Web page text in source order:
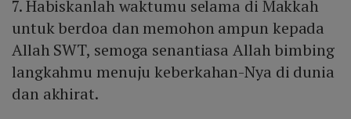
7. Habiskanlah waktumu selama di Makkah
untuk berdoa dan memohon ampun kepada
Allah SWT, semoga senantiasa Allah bimbing
langkahmu menuju keberkahan-Nya di dunia
dan akhirat.